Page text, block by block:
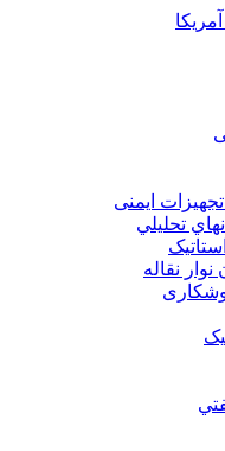
تجهيزات ايمنى
تحليلي
نقاله